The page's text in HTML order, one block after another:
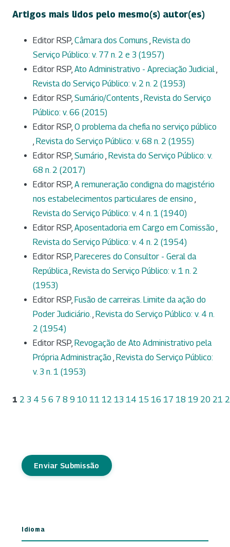
Artigos mais lidos pelo mesmo(s) autor(es)
Editor RSP, Câmara dos Comuns , Revista do
Serviço Público: v. 77 n. 2 e 3 (1957)
Editor RSP, Ato Administrativo - Apreciação Judicial,
Revista do Serviço Público: v. 2 n. 2 (1953)
Editor RSP, Sumário/Contents , Revista do Serviço
Público: v. 66 (2015)
Editor RSP, O problema da chefia no serviço público
, Revista do Serviço Público: v. 68 n. 2 (1955)
Editor RSP, Sumário , Revista do Serviço Público: v.
68 n. 2 (2017)
Editor RSP, A remuneração condigna do magistério
nos estabelecimentos particulares de ensino ,
Revista do Serviço Público: v. 4 n. 1 (1940)
Editor RSP, Aposentadoria em Cargo em Comissão ,
Revista do Serviço Público: v. 4 n. 2 (1954)
Editor RSP, Pareceres do Consultor - Geral da
República, Revista do Serviço Público: v. 1 n. 2
(1953)
Editor RSP, Fusão de carreiras. Limite da ação do
Poder Judiciário., Revista do Serviço Público: v. 4 n.
2 (1954)
Editor RSP, Revogação de Ato Administrativo pela
Própria Administração , Revista do Serviço Público:
v. 3 n. 1 (1953)
1 2 3 4 5 6 7 8 9 10 11 12 13 14 15 16 17 18 19 20 21
Enviar Submissão
Idioma